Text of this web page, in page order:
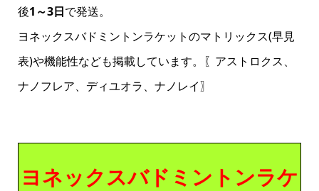
後1～3日で発送。
ヨネックスバドミントンラケットのマトリックス(早見
表)や機能性なども掲載しています。〖アストロクス、
ナノフレア、ディユオラ、ナノレイ〗
ヨネックスバドミントンラケ